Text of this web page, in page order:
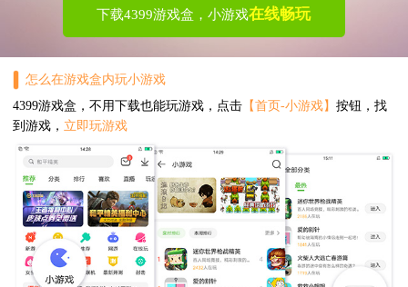
下载4399游戏盒，小游戏在线畅玩
怎么在游戏盒内玩小游戏
4399游戏盒，不用下载也能玩游戏，点击【首页-小游戏】 按钮，找
到游戏， 立即玩游戏